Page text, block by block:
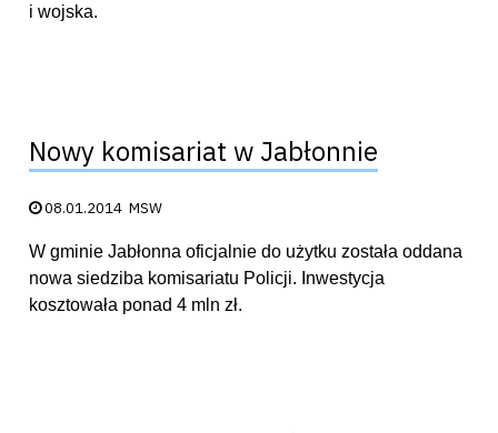
i wojska.
Nowy komisariat w Jabłonnie
Data publikacji:
08.01.2014MSW
W gminie Jabłonna oficjalnie do użytku została oddana
nowa siedziba komisariatu Policji. Inwestycja
kosztowała ponad 4 mln zł.